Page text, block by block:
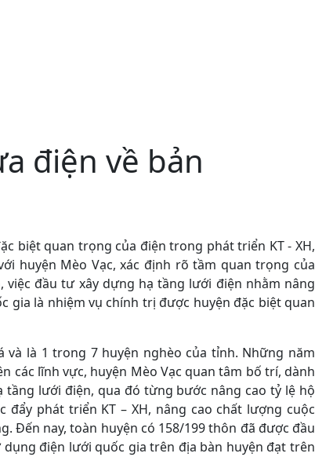
điện về bản
biệt quan trọng của điện trong phát triển KT - XH,
huyện Mèo Vạc, xác định rõ tầm quan trọng của
đầu tư xây dựng hạ tầng lưới điện nhằm nâng
gia là nhiệm vụ chính trị được huyện đặc biệt quan
và là 1 trong 7 huyện nghèo của tỉnh. Những năm
lĩnh vực, huyện Mèo Vạc quan tâm bố trí, dành
lưới điện, qua đó từng bước nâng cao tỷ lệ hộ
phát triển KT – XH, nâng cao chất lượng cuộc
Đến nay, toàn huyện có 158/199 thôn đã được đầu
điện lưới quốc gia trên địa bàn huyện đạt trên